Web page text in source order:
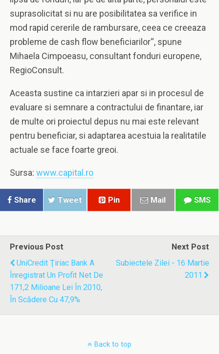
suprasolicitat si nu are posibilitatea sa verifice in
mod rapid cererile de rambursare, ceea ce creeaza
probleme de cash flow beneficiarilor“, spune
Mihaela Cimpoeasu, consultant fonduri europene,
RegioConsult.
Aceasta sustine ca intarzieri apar si in procesul de
evaluare si semnare a contractului de finantare, iar
de multe ori proiectul depus nu mai este relevant
pentru beneficiar, si adaptarea acestuia la realitatile
actuale se face foarte greoi.
Sursa: www.capital.ro
Share Tweet Pin Mail SMS
Previous Post
UniCredit Ţiriac Bank A
Înregistrat Un Profit Net De
171,2 Milioane Lei În 2010,
În Scădere Cu 47,9%
Next Post
Subiectele Zilei - 16 Martie
2011
Back to top